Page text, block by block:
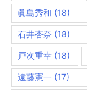
眞島秀和 (18)
石井杏奈 (18)
戸次重幸 (18)
遠藤憲一 (17)